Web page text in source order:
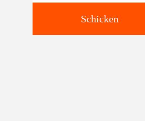
Schicken